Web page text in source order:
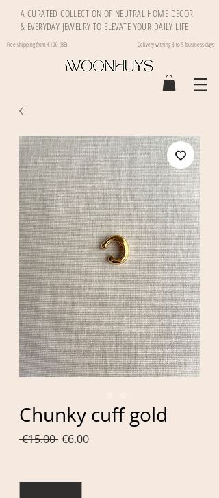
A CURATED COLLECTION OF NEUTRAL HOME DECOR
& EVERYDAY JEWELRY TO ELEVATE YOUR DAILY LIFE
Free shipping from €100 (BE) Delivery withing 3 to 5 business days
Chunky cuff gold
€15.00 Regular
€6.00Sale